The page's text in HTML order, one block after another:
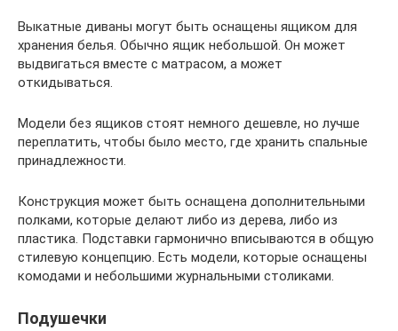
Выкатные диваны могут быть оснащены ящиком для
хранения белья. Обычно ящик небольшой. Он может
выдвигаться вместе с матрасом, а может
откидываться.
Модели без ящиков стоят немного дешевле, но лучше
переплатить, чтобы было место, где хранить спальные
принадлежности.
Конструкция может быть оснащена дополнительными
полками, которые делают либо из дерева, либо из
пластика. Подставки гармонично вписываются в общую
стилевую концепцию. Есть модели, которые оснащены
комодами и небольшими журнальными столиками.
Подушечки